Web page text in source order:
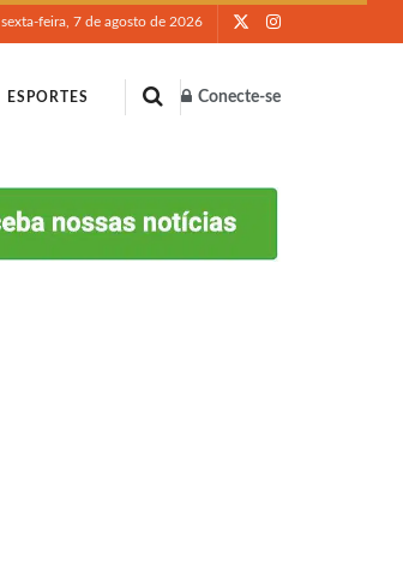
sexta-feira, 7 de agosto de 2026
ESPORTES Conecte-se